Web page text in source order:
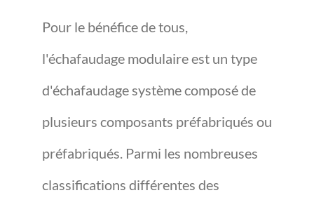
Pour le bénéfice de tous,
l'échafaudage modulaire est un type
d'échafaudage système composé de
plusieurs composants préfabriqués ou
préfabriqués. Parmi les nombreuses
classifications différentes des